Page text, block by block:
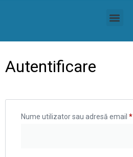
Autentificare
Nume utilizator sau adresă email *